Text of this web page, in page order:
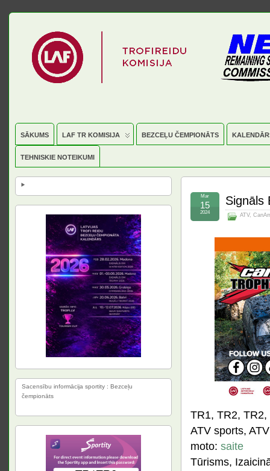
SĀKUMS LAF TR KOMISIJA BEZCEĻU ČEMPIONĀTS
TEHNISKIE NOTEIKUMI
Signāls
ATV,
Mar
15
2024
TR1, TR2,
ATV sports,
moto: saite
Tūrisms,
Sacensību informācija sportity : Bezceļu
čempionāts